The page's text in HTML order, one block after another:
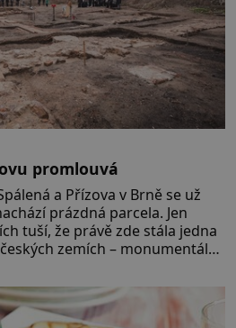
promlouvá
a Přízova v Brně se už
prázdná parcela. Jen
tuší, že právě zde stála jedna
zemích – monumentální
Brněnská Velká
otevřena v roce